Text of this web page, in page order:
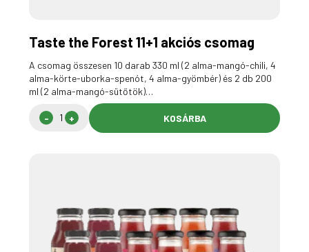
Taste the Forest 11+1 akciós csomag
A csomag összesen 10 darab 330 ml (2 alma-mangó-chili, 4
alma-körte-uborka-spenót, 4 alma-gyömbér) és 2 db 200
ml (2 alma-mangó-sütőtök)…
KOSÁRBA